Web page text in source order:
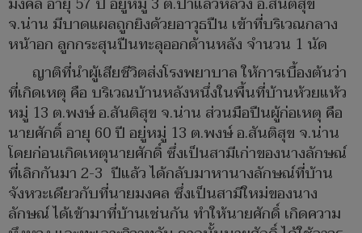
จ.น่าน มีบาดแผลถูกยิงด้วยอาวุธปืน เข้าที่บริเวณกลาง
หน้าอก ลูกกระสุนปืนทะลุออกด้านหลัง จำนวน 1 นัด
ญาติที่นำผู้เสียชีวิตส่งโรงพยาบาล ให้การเบื้องต้นว่า
ที่เกิดเหตุ คือ บริเวณบ้านหลังหนึ่งในพื้นที่บ้านห้วยแห้ว
หมู่ 13 ต.พงษ์ อ.สันติสุข จ.น่าน ส่วนมือปืนผู้ก่อเหตุ คือ
นายศักดิ์ อายุ 60 ปี อยู่หมู่ 13 ต.พงษ์ อ.สันติสุข จ.น่าน
โดยก่อนเกิดเหตุนายศักดิ์ ซึ่งเป็นสามีเก่าของนางลักษณ์
ที่เลิกกันมา 2-3 ปีแล้ว ได้กลับมาหานางลักษณ์ที่บ้าน
จังหวะเดียวกับที่นายมงคล ซึ่งเป็นสามีใหม่ของนาง
ลักษณ์ ได้เข้ามาที่บ้านเช่นกัน ทำให้นายศักดิ์ เกิดความ